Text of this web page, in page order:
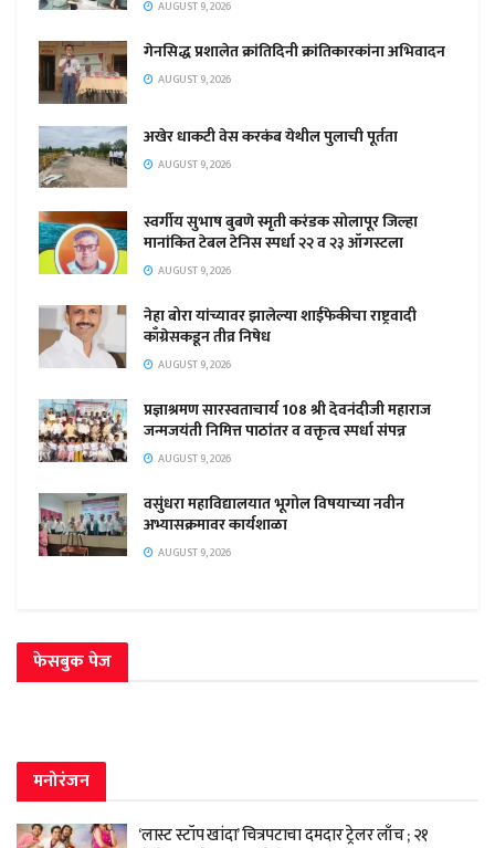
AUGUST 9, 2026
गेनसिद्ध प्रशालेत क्रांतिदिनी क्रांतिकारकांना अभिवादन
AUGUST 9, 2026
अखेर धाकटी वेस करकंब येथील पुलाची पूर्तता
AUGUST 9, 2026
स्वर्गीय सुभाष बुबणे स्मृती करंडक सोलापूर जिल्हा
मानांकित टेबल टेनिस स्पर्धा २२ व २३ ऑगस्टला
AUGUST 9, 2026
नेहा बोरा यांच्यावर झालेल्या शाईफेकीचा राष्ट्रवादी
काँग्रेसकडून तीव्र निषेध
AUGUST 9, 2026
प्रज्ञाश्रमण सारस्वताचार्य 108 श्री देवनंदीजी महाराज
जन्मजयंती निमित्त पाठांतर व वक्तृत्व स्पर्धा संपन्न
AUGUST 9, 2026
वसुंधरा महाविद्यालयात भूगोल विषयाच्या नवीन
अभ्यासक्रमावर कार्यशाळा
AUGUST 9, 2026
फेसबुक पेज
मनोरंजन
‘लास्ट स्टॉप खांदा’ चित्रपटाचा दमदार ट्रेलर लाँच ; २१